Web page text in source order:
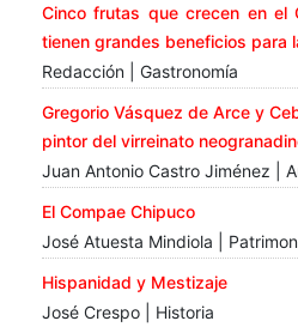
Cinco frutas que crecen en el
tienen grandes beneficios para
Redacción | Gastronomía
Gregorio Vásquez de Arce y
pintor del virreinato
Juan Antonio Castro Jiménez |
El Compae Chipuco
José Atuesta Mindiola |
Hispanidad y Mestizaje
José Crespo | Historia